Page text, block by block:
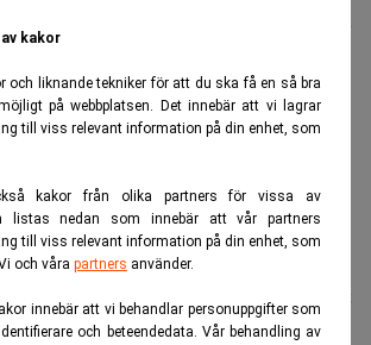
kakor
och liknande tekniker för att du ska få en så bra
på webbplatsen. Det innebär att vi lagrar
till viss relevant information på din enhet, som
kakor från olika partners för vissa av
listas nedan som innebär att vår partners
till viss relevant information på din enhet, som
och våra partners använder.
innebär att vi behandlar personuppgifter som
och beteendedata. Vår behandling av
hade medfört att stora förluster på
Istället valde de
förlusterna med förhoppningen om
längre fram.
slutsats var att den
prissättningen av optionerna inte hade
Därmed skulle det vara försvarbart
framåt istället för att realisera dem i ett
enligt den egna analysen alltså inte